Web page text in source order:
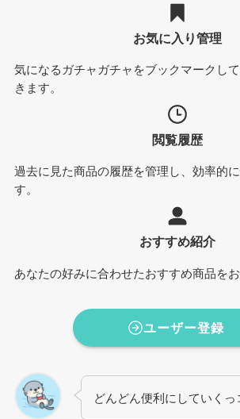
お気に入り管理
気になるガチャガチャをブックマークし
きます。
閲覧履歴
過去に見た商品の履歴を管理し、効率的
す。
おすすめ紹介
あなたの好みに合わせたおすすめ商品をお
ユーザー登録
どんどん便利にしていくっ